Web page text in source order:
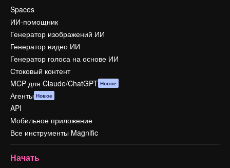
Spaces
ИИ-помощник
Генератор изображений ИИ
Генератор видео ИИ
Генератор голоса на основе ИИ
Стоковый контент
MCP для Claude/ChatGPT Новое
Агенты Новое
API
Мобильное приложение
Все инструменты Magnific
Начать